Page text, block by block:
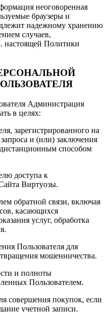
неоговоренная
браузеры и
надежному хранению
случаев,
настоящей Политики
Администрация
в целях:
зарегистрированного на
и (или) заключения
способом
доступа к
Виртуозы.
обратной связи, включая
касающихся
услуг, обработка
Пользователя для
мошенничества.
и полноты
Пользователем.
совершения покупок, если
учетной записи.